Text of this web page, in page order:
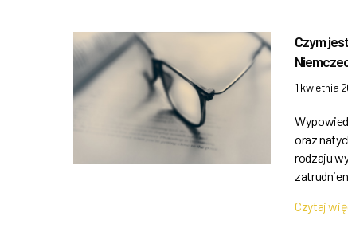
Czym
1 kwietnia
oraz
rodzaju
Czytaj